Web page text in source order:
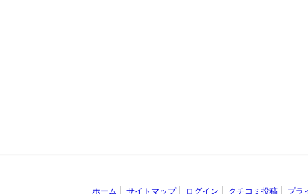
ホーム サイトマップ ログイン クチコミ投稿 プラ